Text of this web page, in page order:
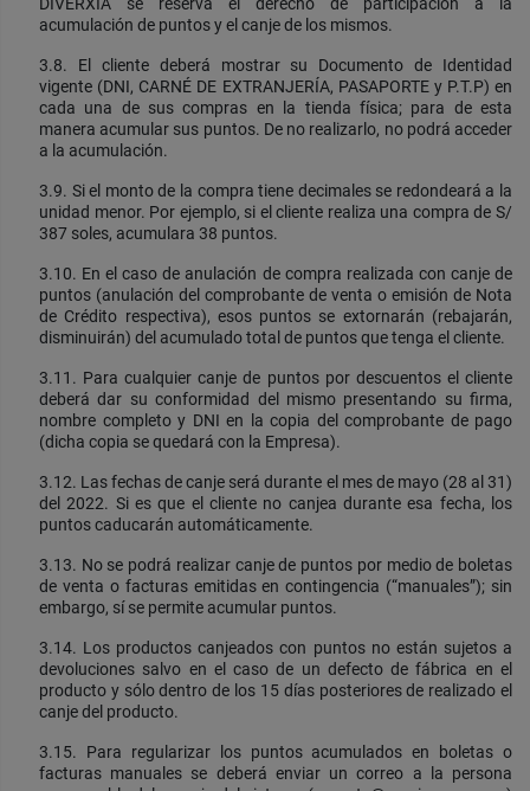
acumulación de puntos y el canje de los mismos.
3.8. El cliente deberá mostrar su Documento de Identidad
vigente (DNI, CARNÉ DE EXTRANJERÍA, PASAPORTE y P.T.P) en
cada una de sus compras en la tienda física; para de esta
manera acumular sus puntos. De no realizarlo, no podrá acceder
a la acumulación.
3.9. Si el monto de la compra tiene decimales se redondeará a la
unidad menor. Por ejemplo, si el cliente realiza una compra de S/
387 soles, acumulara 38 puntos.
3.10. En el caso de anulación de compra realizada con canje de
puntos (anulación del comprobante de venta o emisión de Nota
de Crédito respectiva), esos puntos se extornarán (rebajarán,
disminuirán) del acumulado total de puntos que tenga el cliente.
3.11. Para cualquier canje de puntos por descuentos el cliente
deberá dar su conformidad del mismo presentando su firma,
nombre completo y DNI en la copia del comprobante de pago
(dicha copia se quedará con la Empresa).
3.12. Las fechas de canje será durante el mes de mayo (28 al 31)
del 2022. Si es que el cliente no canjea durante esa fecha, los
puntos caducarán automáticamente.
3.13. No se podrá realizar canje de puntos por medio de boletas
de venta o facturas emitidas en contingencia (“manuales”); sin
embargo, sí se permite acumular puntos.
3.14. Los productos canjeados con puntos no están sujetos a
devoluciones salvo en el caso de un defecto de fábrica en el
producto y sólo dentro de los 15 días posteriores de realizado el
canje del producto.
3.15. Para regularizar los puntos acumulados en boletas o
facturas manuales se deberá enviar un correo a la persona